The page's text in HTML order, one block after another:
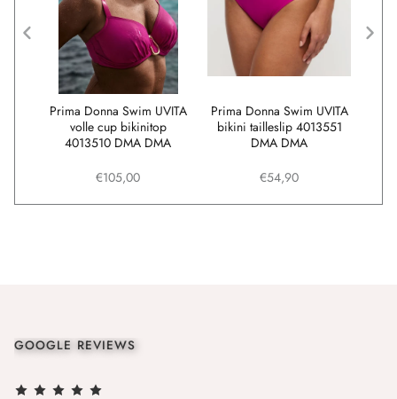
Prima Donna Swim UVITA
bikini tailleslip 4013551
DMA DMA
€54,90
Prima Donna Swim UVITA
volle cup bikinitop
4013510 DMA DMA
€105,00
GOOGLE REVIEWS